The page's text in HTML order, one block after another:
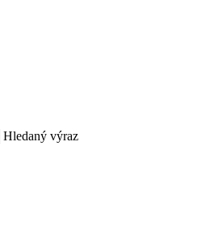
Hledaný výraz